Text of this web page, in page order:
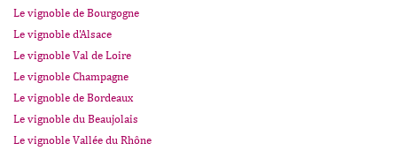
Le vignoble de Bourgogne
Le vignoble d'Alsace
Le vignoble Val de Loire
Le vignoble Champagne
Le vignoble de Bordeaux
Le vignoble du Beaujolais
Le vignoble Vallée du Rhône